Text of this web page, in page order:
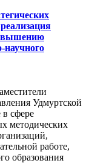
научного
Удмуртской
сфере
методических
работе,
образования